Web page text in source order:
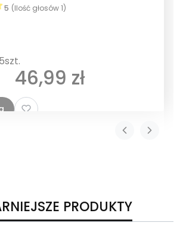
5 (Ilość głosów 1)
Cena
46,99 zł
PRODUKTY